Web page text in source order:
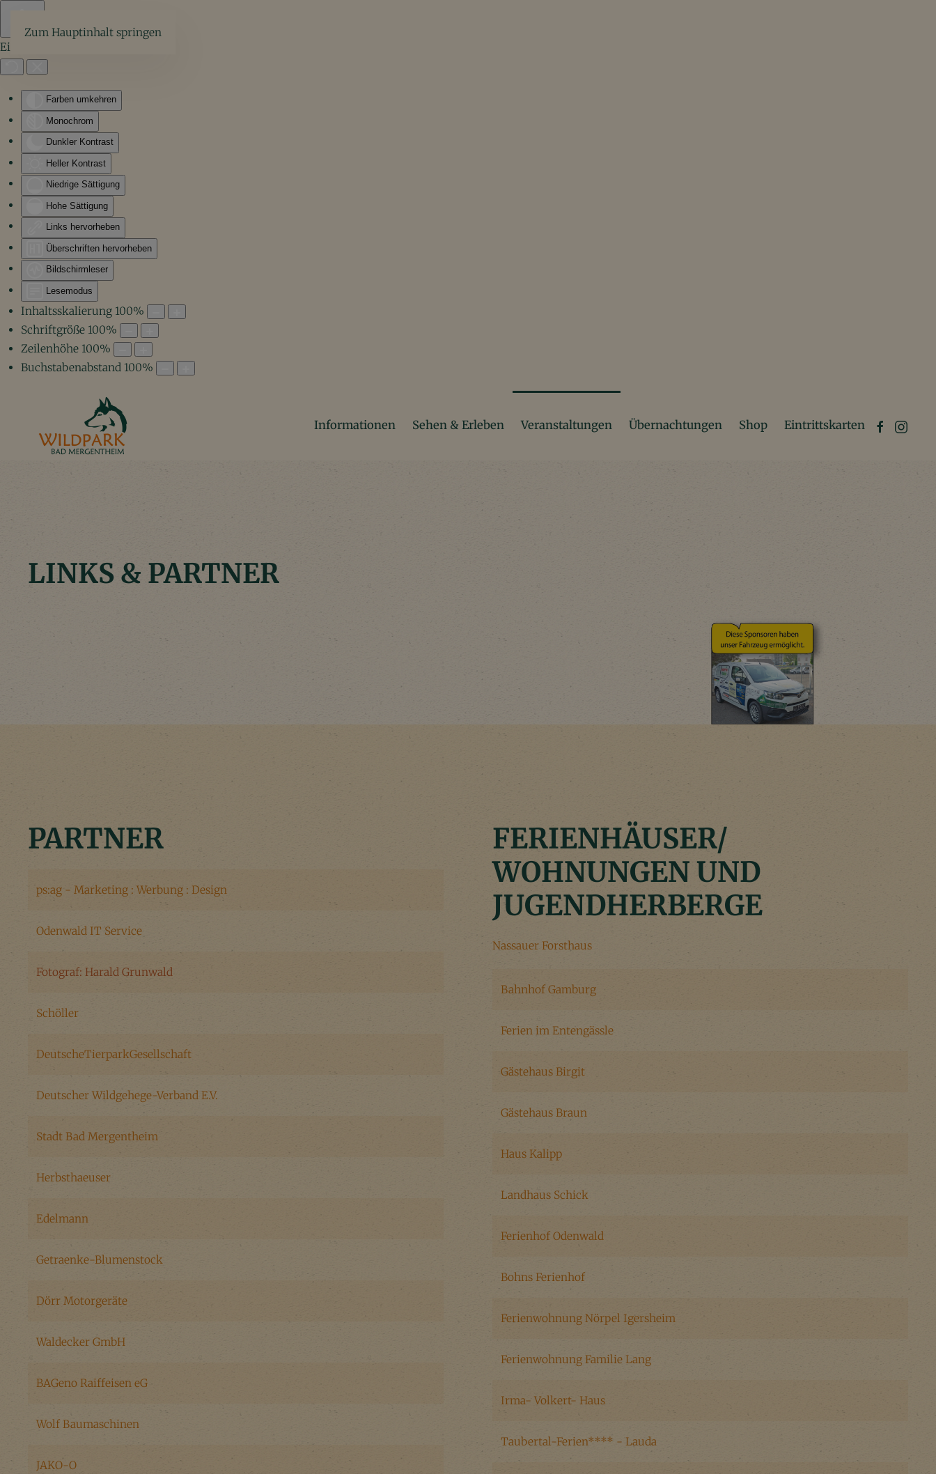
Eingabehilfen öffnen
Farben umkehren
Monochrom
Dunkler Kontrast
Heller Kontrast
Niedrige Sättigung
Hohe Sättigung
Links hervorheben
Überschriften hervorheben
Bildschirmleser
Lesemodus
Inhaltsskalierung 100%
Schriftgröße 100%
Zeilenhöhe 100%
Buchstabenabstand 100%
Zum Hauptinhalt springen
Informationen Sehen & Erleben Veranstaltungen Übernachtungen Shop Eintrittskarten
LINKS & PARTNER
PARTNER
ps:ag - Marketing : Werbung : Design
Odenwald IT Service
Fotograf: Harald Grunwald
Schöller
DeutscheTierparkGesellschaft
Deutscher Wildgehege-Verband E.V.
Stadt Bad Mergentheim
Herbsthaeuser
Edelmann
Getraenke-Blumenstock
Dörr Motorgeräte
Waldecker GmbH
BAGeno Raiffeisen eG
Wolf Baumaschinen
JAKO-O
FERIENHÄUSER/
WOHNUNGEN UND
JUGENDHERBERGE
Nassauer Forsthaus
Bahnhof Gamburg
Ferien im Entengässle
Gästehaus Birgit
Gästehaus Braun
Haus Kalipp
Landhaus Schick
Ferienhof Odenwald
Bohns Ferienhof
Ferienwohnung Nörpel Igersheim
Ferienwohnung Familie Lang
Irma- Volkert- Haus
Taubertal-Ferien**** - Lauda